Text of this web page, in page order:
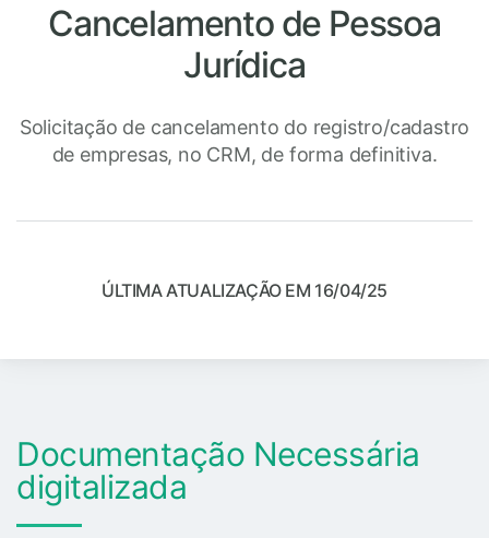
Cancelamento de Pessoa
Jurídica
Solicitação de cancelamento do registro/cadastro
de empresas, no CRM, de forma definitiva.
ÚLTIMA ATUALIZAÇÃO EM 16/04/25
Documentação Necessária
digitalizada